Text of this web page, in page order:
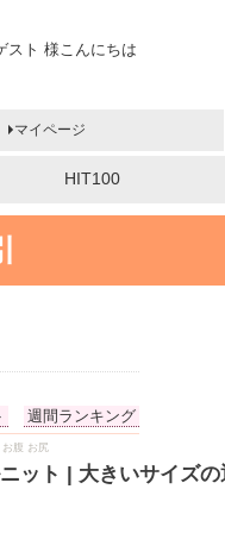
スト 様こんにちは
マイページ
HIT100
週間ランキング
腹 お尻
ット | 大きいサイズ